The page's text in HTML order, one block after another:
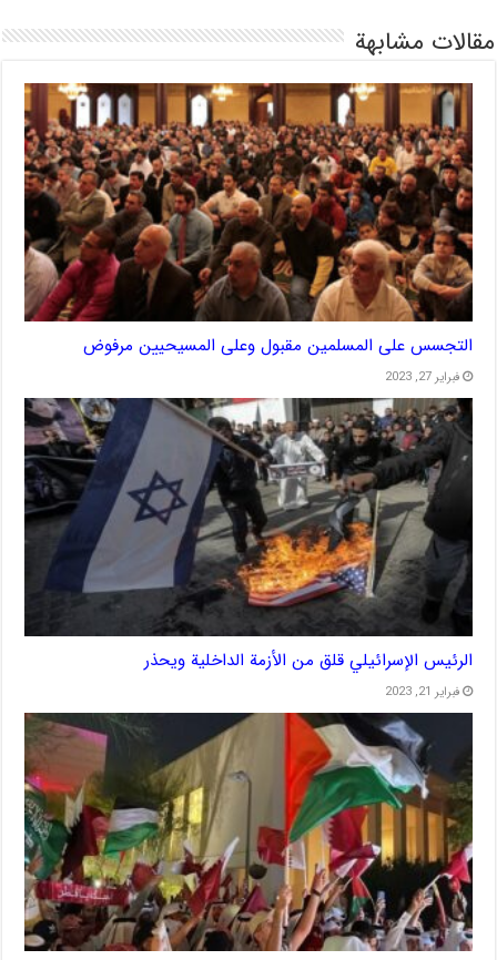
مقالات مشابهة
التجسس على المسلمين مقبول وعلى المسيحيين مرفوض
فبراير 27, 2023
الرئيس الإسرائيلي قلق من الأزمة الداخلية ويحذر
فبراير 21, 2023